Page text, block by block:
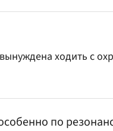
ходить с
по